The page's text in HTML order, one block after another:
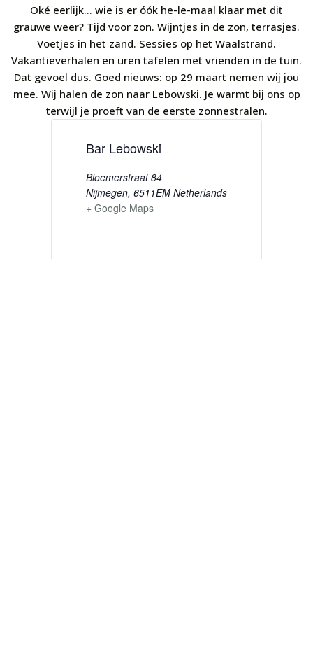
Oké eerlijk… wie is er óók he-le-maal klaar met dit
grauwe weer? Tijd voor zon. Wijntjes in de zon, terrasjes.
Voetjes in het zand. Sessies op het Waalstrand.
Vakantieverhalen en uren tafelen met vrienden in de tuin.
Dat gevoel dus. Goed nieuws: op 29 maart nemen wij jou
mee. Wij halen de zon naar Lebowski. Je warmt bij ons op
terwijl je proeft van de eerste zonnestralen.
Bar Lebowski
Bloemerstraat 84
Nijmegen, 6511EM Netherlands
+ Google Maps